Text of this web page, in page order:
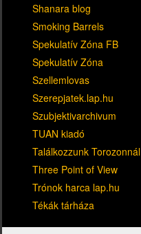
Shanara blog
Smoking Barrels
Spekulatív Zóna FB
Spekulatív Zóna
Szellemlovas
Szerepjatek.lap.hu
Szubjektivarchivum
TUAN kiadó
Találkozzunk Torozonnál
Three Point of View
Trónok harca lap.hu
Tékák tárháza